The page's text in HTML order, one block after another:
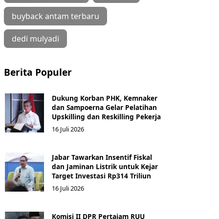
buyback antam terbaru
dedi mulyadi
Berita Populer
Dukung Korban PHK, Kemnaker
dan Sampoerna Gelar Pelatihan
Upskilling dan Reskilling Pekerja
16 Juli 2026
Jabar Tawarkan Insentif Fiskal
dan Jaminan Listrik untuk Kejar
Target Investasi Rp314 Triliun
16 Juli 2026
Komisi II DPR Pertajam RUU